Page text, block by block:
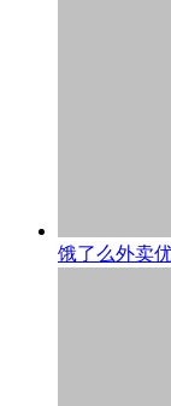
饿了么外卖